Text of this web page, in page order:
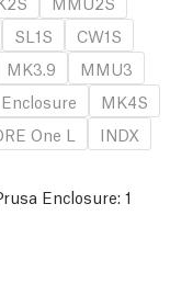
SL1S
CW1S
MK3.9
MMU3
MK4S
One L INDX
Enclosure: 1